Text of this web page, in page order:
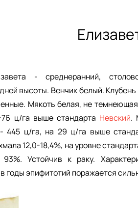
- среднеранний,
высоты. Венчик белый.
Мякоть белая, не
ц/га выше стандарта Невский.
445 ц/га, на 29 ц/га выше
12,0-18,4%, на уровне
Устойчив к раку.
годы эпифитотий поражается